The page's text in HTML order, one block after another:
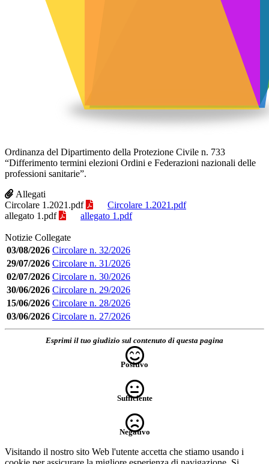
Ordinanza del Dipartimento della Protezione Civile n. 733
“Differimento termini elezioni Ordini e Federazioni nazionali delle
professioni sanitarie”.
Allegati
Circolare 1.2021.pdf
Circolare 1.2021.pdf
allegato 1.pdf
allegato 1.pdf
Notizie Collegate
03/08/2026 Circolare n. 32/2026
29/07/2026 Circolare n. 31/2026
02/07/2026 Circolare n. 30/2026
30/06/2026 Circolare n. 29/2026
15/06/2026 Circolare n. 28/2026
03/06/2026 Circolare n. 27/2026
Esprimi il tuo giudizio sul contenuto di questa pagina
Positivo
Sufficiente
Negativo
Visitando il nostro sito Web l'utente accetta che stiamo usando i